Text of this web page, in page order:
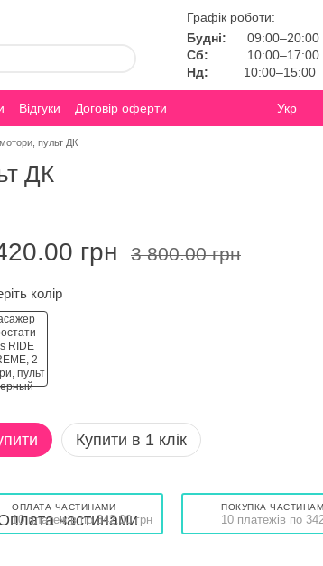
Графік роботи:
Будні:
09:00–20:00
Сб:
10:00–17:00
Нд:
10:00–15:00
Відгуки
Договір оферти
Укр
пульт ДК
ДК
грн 3 800.00 грн
колір
Купити в 1 клік
ОПЛАТА ЧАСТИНАМИ
10 платежів по 342.00 грн
ПОКУПКА
10 платежів по